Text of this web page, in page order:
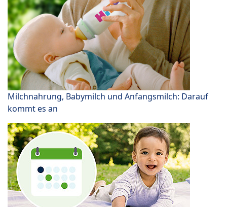
Milchnahrung, Babymilch und Anfangsmilch: Darauf
kommt es an